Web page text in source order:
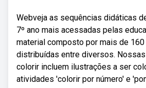
Webveja as sequências didáticas
7º ano mais acessadas pelas
material composto por mais de
distribuídas entre diversos.
colorir incluem ilustrações a ser
atividades 'colorir por número' e